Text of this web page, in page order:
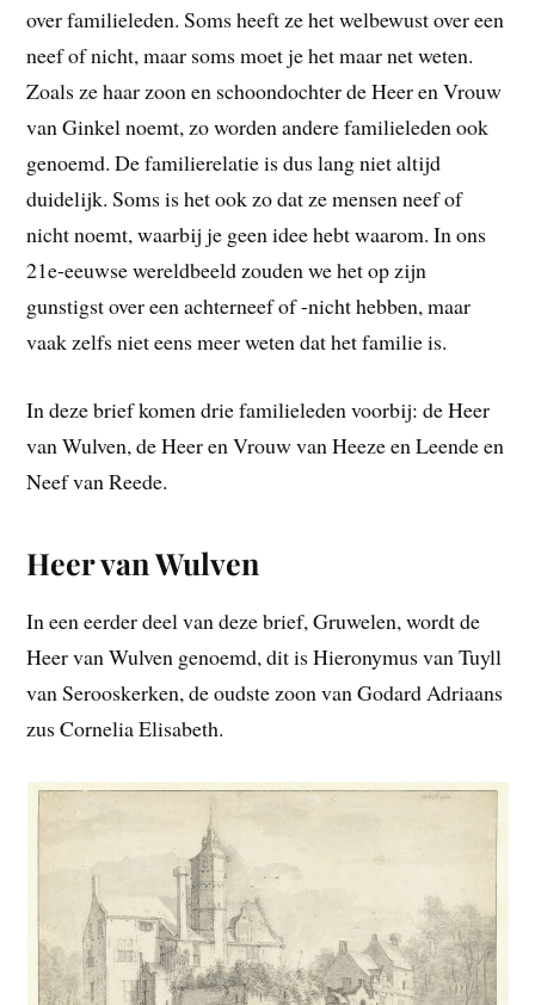
over familieleden. Soms heeft ze het welbewust over een
neef of nicht, maar soms moet je het maar net weten.
Zoals ze haar zoon en schoondochter de Heer en Vrouw
van Ginkel noemt, zo worden andere familieleden ook
genoemd. De familierelatie is dus lang niet altijd
duidelijk. Soms is het ook zo dat ze mensen neef of
nicht noemt, waarbij je geen idee hebt waarom. In ons
21e-eeuwse wereldbeeld zouden we het op zijn
gunstigst over een achterneef of -nicht hebben, maar
vaak zelfs niet eens meer weten dat het familie is.
In deze brief komen drie familieleden voorbij: de Heer
van Wulven, de Heer en Vrouw van Heeze en Leende en
Neef van Reede.
Heer van Wulven
In een eerder deel van deze brief, Gruwelen, wordt de
Heer van Wulven genoemd, dit is Hieronymus van Tuyll
van Serooskerken, de oudste zoon van Godard Adriaans
zus Cornelia Elisabeth.